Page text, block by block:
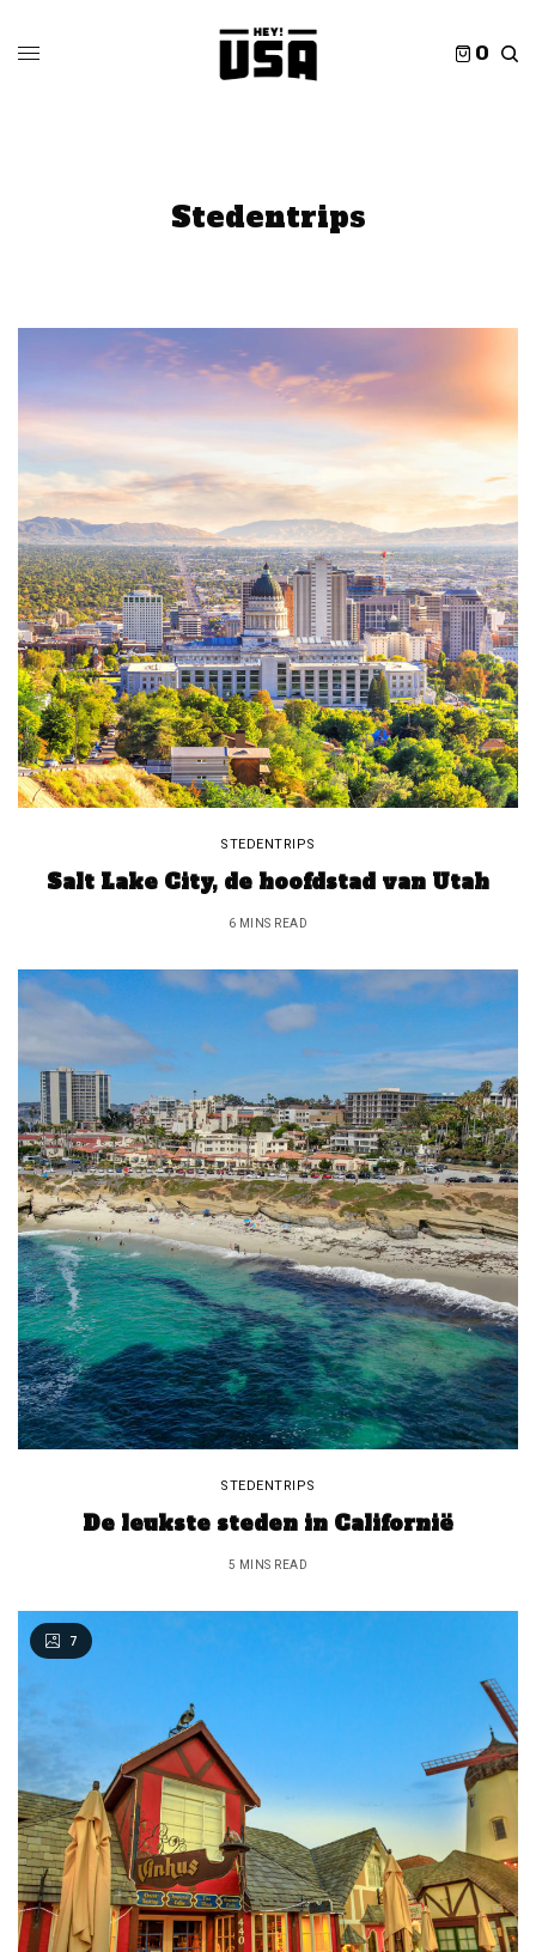
0
Stedentrips
STEDENTRIPS
Salt Lake City, de hoofdstad van Utah
6 MINS READ
STEDENTRIPS
De leukste steden in Californië
5 MINS READ
7